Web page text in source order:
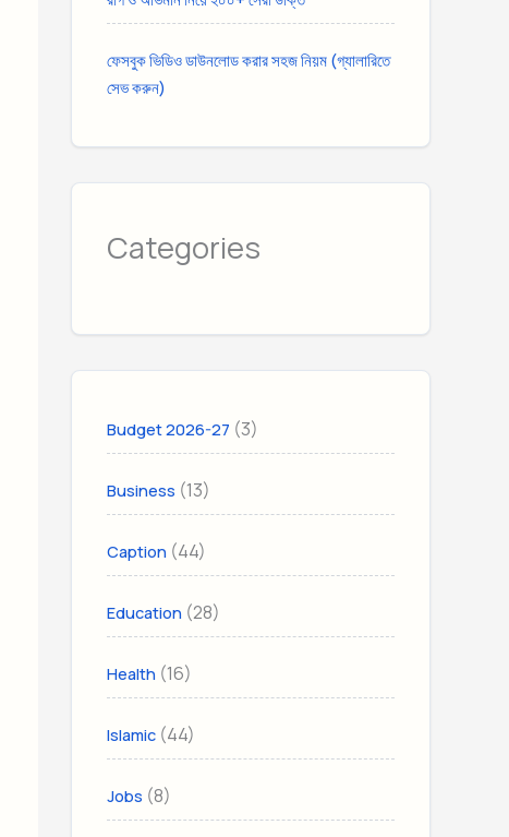
ফেসবুক ভিডিও ডাউনলোড করার সহজ নিয়ম (গ্যালারিতে
সেভ করুন)
Categories
Budget 2026-27 (3)
Business (13)
Caption (44)
Education (28)
Health (16)
Islamic (44)
Jobs (8)